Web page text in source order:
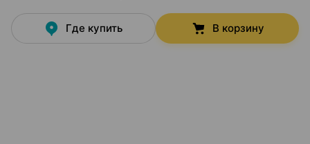
Где купить В корзину